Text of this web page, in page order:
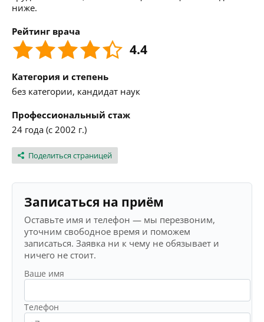
ниже.
Рейтинг врача
4.4
Категория и степень
без категории, кандидат наук
Профессиональный стаж
24 года (с 2002 г.)
Поделиться страницей
Записаться на приём
Оставьте имя и телефон — мы перезвоним,
уточним свободное время и поможем
записаться. Заявка ни к чему не обязывает и
ничего не стоит.
Ваше имя
Телефон